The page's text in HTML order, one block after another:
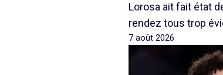
Lorosa ait fait état
rendez tous trop
7 août 2026